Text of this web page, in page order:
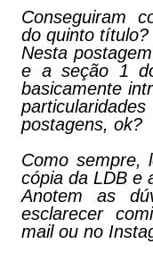
Conseguiram
do quinto título?
Nesta
e a seção 1
basicamente
postagens, ok?
Como sempre,
cópia da LDB e
Anotem as
esclarecer
mail ou no